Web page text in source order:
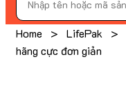
Home > LifePak >
hãng cực đơn giản